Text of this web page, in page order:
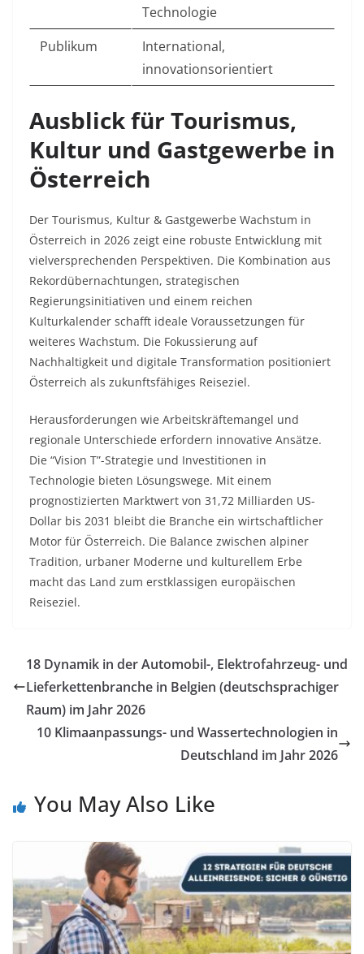
Technologie
Publikum
International,
innovationsorientiert
Ausblick für Tourismus,
Kultur und Gastgewerbe in
Österreich
Der Tourismus, Kultur & Gastgewerbe Wachstum in
Österreich in 2026 zeigt eine robuste Entwicklung mit
vielversprechenden Perspektiven. Die Kombination aus
Rekordübernachtungen, strategischen
Regierungsinitiativen und einem reichen
Kulturkalender schafft ideale Voraussetzungen für
weiteres Wachstum. Die Fokussierung auf
Nachhaltigkeit und digitale Transformation positioniert
Österreich als zukunftsfähiges Reiseziel.
Herausforderungen wie Arbeitskräftemangel und
regionale Unterschiede erfordern innovative Ansätze.
Die “Vision T”-Strategie und Investitionen in
Technologie bieten Lösungswege. Mit einem
prognostizierten Marktwert von 31,72 Milliarden US-
Dollar bis 2031 bleibt die Branche ein wirtschaftlicher
Motor für Österreich. Die Balance zwischen alpiner
Tradition, urbaner Moderne und kulturellem Erbe
macht das Land zum erstklassigen europäischen
Reiseziel.​
18 Dynamik in der Automobil-, Elektrofahrzeug- und
Lieferkettenbranche in Belgien (deutschsprachiger
Raum) im Jahr 2026
10 Klimaanpassungs- und Wassertechnologien in
Deutschland im Jahr 2026
You May Also Like